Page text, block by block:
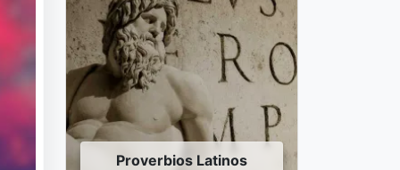
Proverbios Latinos